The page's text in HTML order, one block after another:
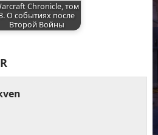
Chronicle, том
О событиях после
Второй Войны